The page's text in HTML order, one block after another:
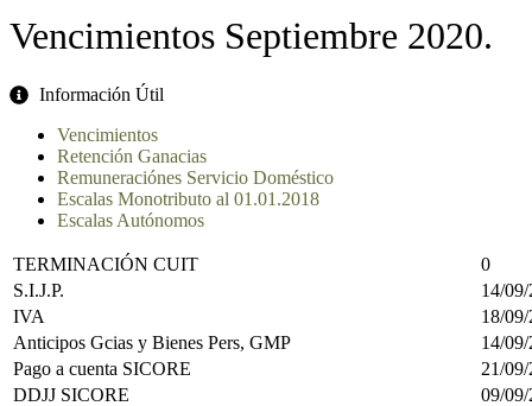
Vencimientos Septiembre 2020.
Información Útil
Vencimientos
Retención Ganacias
Remuneraciónes Servicio Doméstico
Escalas Monotributo al 01.01.2018
Escalas Autónomos
TERMINACIÓN CUIT
0
S.I.J.P.
14/
IVA
18/
Anticipos Gcias y Bienes Pers, GMP
14/
Pago a cuenta SICORE
21/
DDJJ SICORE
09/